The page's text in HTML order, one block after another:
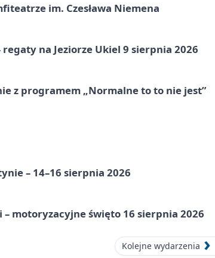
im. Czesława Niemena
na Jeziorze Ukiel 9 sierpnia 2026
z programem „Normalne to to nie jest”
– 14–16 sierpnia 2026
motoryzacyjne święto 16 sierpnia 2026
Kolejne wydarzenia